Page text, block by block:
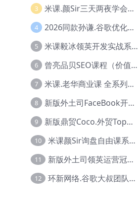
3 米课.颜Sir三天两夜学会建站，价值6900，MI课甄选课程 【Ag-0055】
4 2026同款孙谦.谷歌优化师部落内部VIP实战教程|价值4999元全网独家解码（官方报名版本）【@034】
5 米课毅冰领英开发实战系列教程，价值3980，跨境必选【Ag-0049】
6 曾亮品贝SEO课程（价值：9800）品贝全系列教程 【Ab-0022】
7 米课.老华商业课 全系列实战教程，跨境电商必学，价值16900元【Ag-0053】
8 新版外土司FaceBook开发冠军全系列教程【Ab-0021】
9 新版鼎贸Coco.外贸Top业务课 (圈内首次独家解码|460节课)【Ag-0091】
10 米课颜Sir询盘自由课系列视频教程【Ag-0020】
11 新版外土司领英运营冠军【Ag-0047】
12 环新网络.谷歌大叔团队谷歌SEO实战教程【Ab-0024】